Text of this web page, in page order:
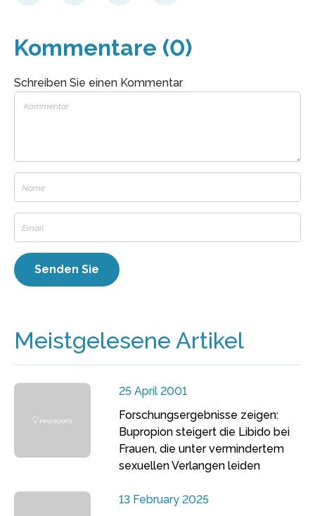
Kommentare (0)
Schreiben Sie einen Kommentar
Meistgelesene Artikel
25 April 2001
Forschungsergebnisse zeigen:
Bupropion steigert die Libido bei
Frauen, die unter vermindertem
sexuellen Verlangen leiden
13 February 2025